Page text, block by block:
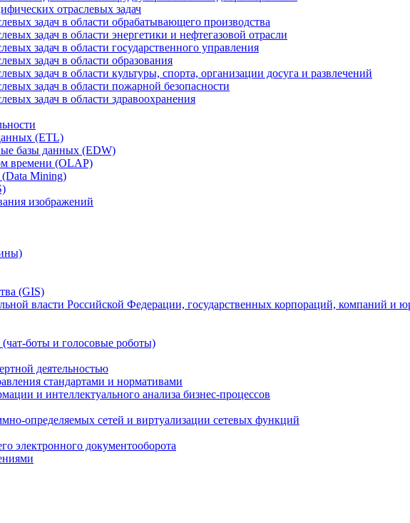
отраслевых задач
задач в области обрабатывающего производства
задач в области энергетики и нефтегазовой отрасли
задач в области государственного управления
задач в области образования
задач в области культуры, спорта, организации досуга и развлечений
задач в области пожарной безопасности
задач в области здравоохранения
(ETL)
базы данных (EDW)
времени (OLAP)
(Data Mining)
изображений
(GIS)
власти Российской Федерации, государственных корпораций, компаний и
боты и голосовые роботы)
деятельностью
стандартами и нормативами
и интеллектуального анализа бизнес-процессов
определяемых сетей и виртуализации сетевых функций
электронного документооборота